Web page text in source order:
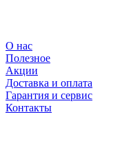
О нас
Полезное
Акции
Доставка и оплата
Гарантия и сервис
Контакты